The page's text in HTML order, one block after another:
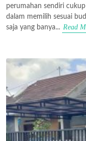
perumahan sendiri
dalam memilih sesuai
saja yang banya... Read